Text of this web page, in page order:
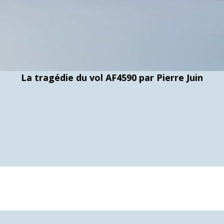
La tragédie du vol AF4590 par Pierre Juin